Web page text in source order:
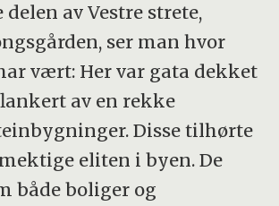
av Vestre strete,
ser man hvor
vært: Her var gata dekket
av en rekke
Disse tilhørte
eliten i byen. De
både boliger og